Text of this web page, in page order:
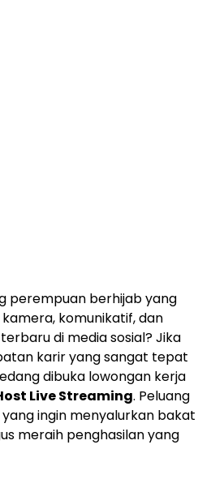
perempuan berhijab yang
komunikatif, dan
di media sosial? Jika
karir yang sangat tepat
dibuka lowongan kerja
Live Streaming. Peluang
ingin menyalurkan bakat
meraih penghasilan yang